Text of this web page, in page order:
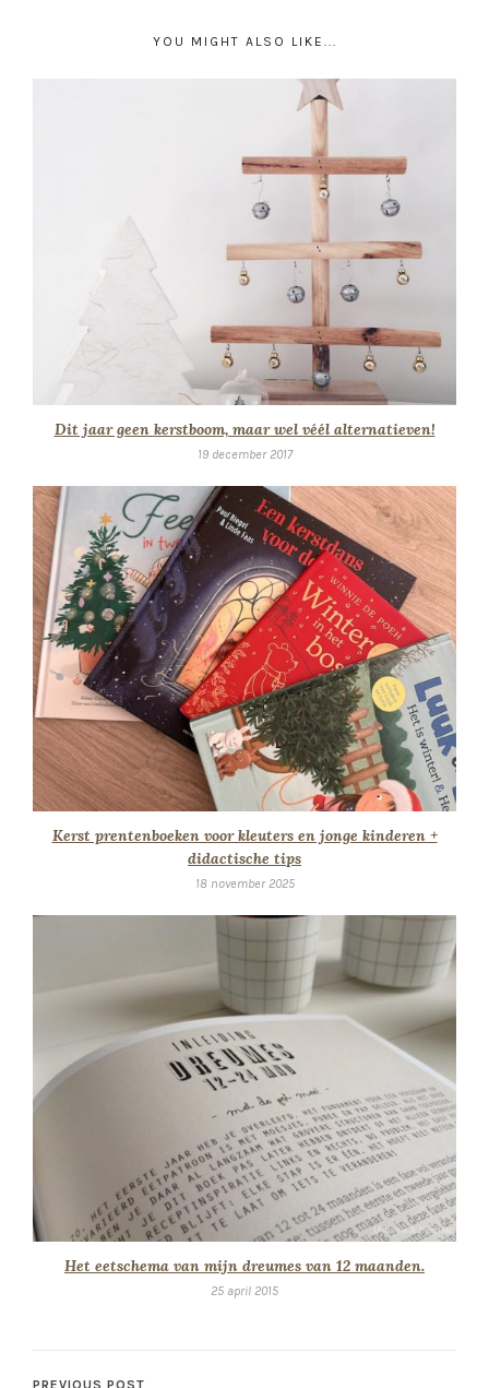
YOU MIGHT ALSO LIKE...
Dit jaar geen kerstboom, maar wel véél alternatieven!
19 december 2017
Kerst prentenboeken voor kleuters en jonge kinderen +
didactische tips
18 november 2025
Het eetschema van mijn dreumes van 12 maanden.
25 april 2015
PREVIOUS POST